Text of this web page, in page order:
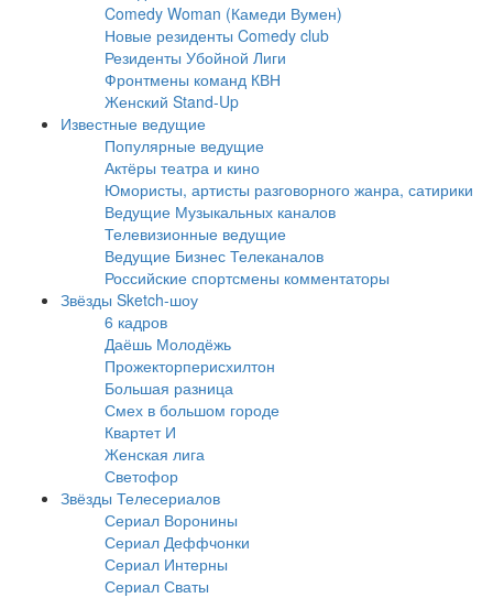
Comedy Woman (Камеди Вумен)
Новые резиденты Comedy club
Резиденты Убойной Лиги
Фронтмены команд КВН
Женский Stand-Up
Известные ведущие
Популярные ведущие
Актёры театра и кино
Юмористы, артисты разговорного жанра, сатирики
Ведущие Музыкальных каналов
Телевизионные ведущие
Ведущие Бизнес Телеканалов
Российские спортсмены комментаторы
Звёзды Sketch-шоу
6 кадров
Даёшь Молодёжь
Прожекторперисхилтон
Большая разница
Смех в большом городе
Квартет И
Женская лига
Светофор
Звёзды Телесериалов
Сериал Воронины
Сериал Деффчонки
Сериал Интерны
Сериал Сваты